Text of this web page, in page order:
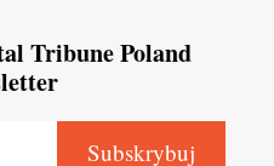
Tribune Poland